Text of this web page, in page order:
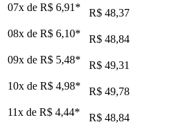
07x de R$ 6,91 *
R$ 48,37
08x de R$ 6,10*
R$ 48,84
09x de R$ 5,48*
R$ 49,31
10x de R$ 4,98*
R$ 49,78
11x de R$ 4,44*
R$ 48,84